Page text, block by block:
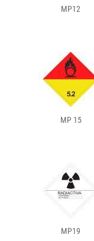
MP12
MP 15
MP19